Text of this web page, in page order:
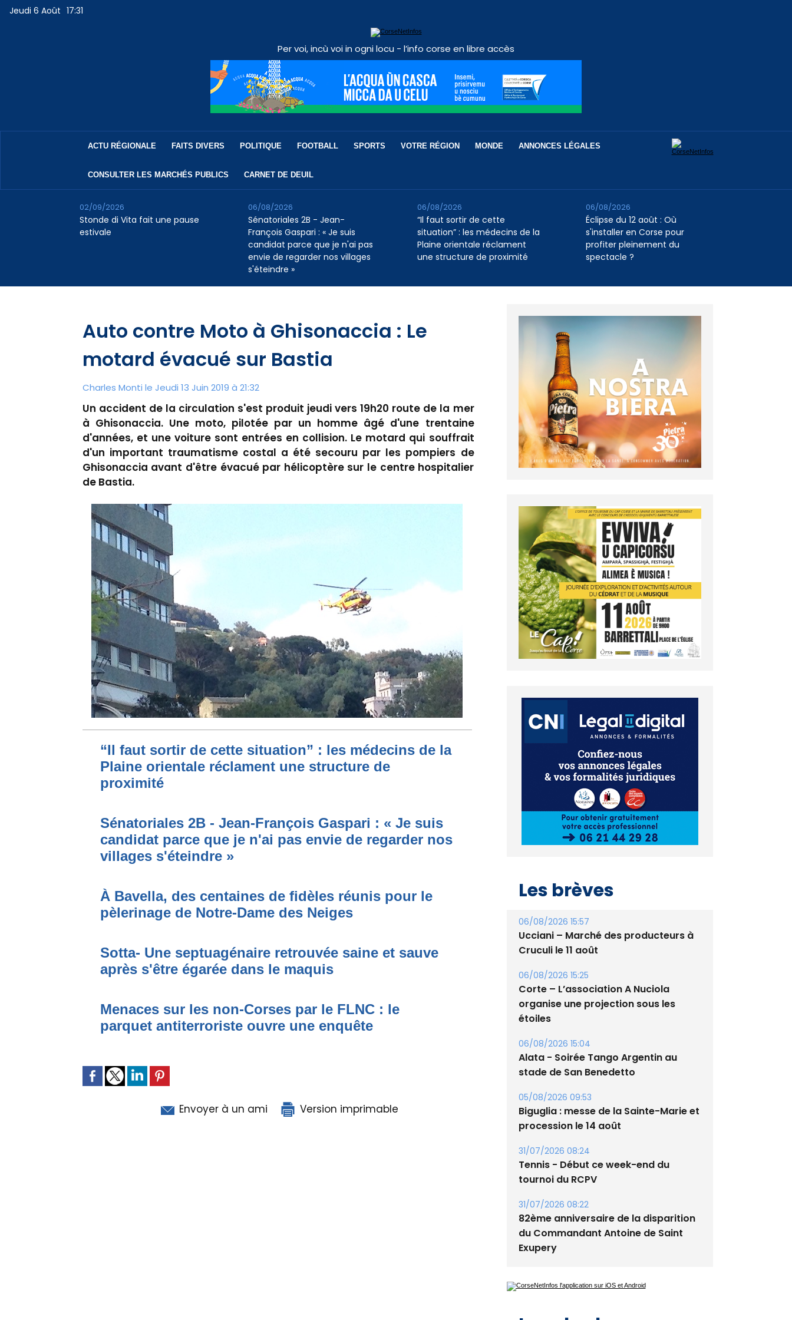
Jeudi 6 Août 17:31
Per voi, incù voi in ogni locu - l’info corse en libre accès
ACTU RÉGIONALE FAITS DIVERS POLITIQUE FOOTBALL SPORTS VOTRE RÉGION MONDE ANNONCES LÉGALES
CONSULTER LES MARCHÉS PUBLICS CARNET DE DEUIL
Stonde di Vita fait une pause
estivale
02/09/2026
Sénatoriales 2B - Jean-
François Gaspari : « Je suis
candidat parce que je n'ai pas
envie de regarder nos villages
s'éteindre »
06/08/2026
“Il faut sortir de cette
situation” : les médecins de la
Plaine orientale réclament
une structure de proximité
06/08/2026
Éclipse du 12 août : Où
s'installer en Corse pour
profiter pleinement du
spectacle ?
06/08/2026
Auto contre Moto à Ghisonaccia : Le
motard évacué sur Bastia
Charles Monti le Jeudi 13 Juin 2019 à 21:32
Un accident de la circulation s'est produit jeudi vers 19h20 route de la mer
à Ghisonaccia. Une moto, pilotée par un homme âgé d'une trentaine
d'années, et une voiture sont entrées en collision. Le motard qui souffrait
d'un important traumatisme costal a été secouru par les pompiers de
Ghisonaccia avant d'être évacué par hélicoptère sur le centre hospitalier
de Bastia.
“Il faut sortir de cette situation” : les médecins de la
Plaine orientale réclament une structure de
proximité
Sénatoriales 2B - Jean-François Gaspari : « Je suis
candidat parce que je n'ai pas envie de regarder nos
villages s'éteindre »
À Bavella, des centaines de fidèles réunis pour le
pèlerinage de Notre-Dame des Neiges
Sotta- Une septuagénaire retrouvée saine et sauve
après s'être égarée dans le maquis
Menaces sur les non-Corses par le FLNC : le
parquet antiterroriste ouvre une enquête
Envoyer à un ami Version imprimable
Les brèves
06/08/2026 15:57
Ucciani – Marché des producteurs à
Cruculi le 11 août
06/08/2026 15:25
Corte – L’association A Nuciola
organise une projection sous les
étoiles
06/08/2026 15:04
Alata - Soirée Tango Argentin au
stade de San Benedetto
05/08/2026 09:53
Biguglia : messe de la Sainte-Marie et
procession le 14 août
31/07/2026 08:24
Tennis - Début ce week-end du
tournoi du RCPV
31/07/2026 08:22
82ème anniversaire de la disparition
du Commandant Antoine de Saint
Exupery